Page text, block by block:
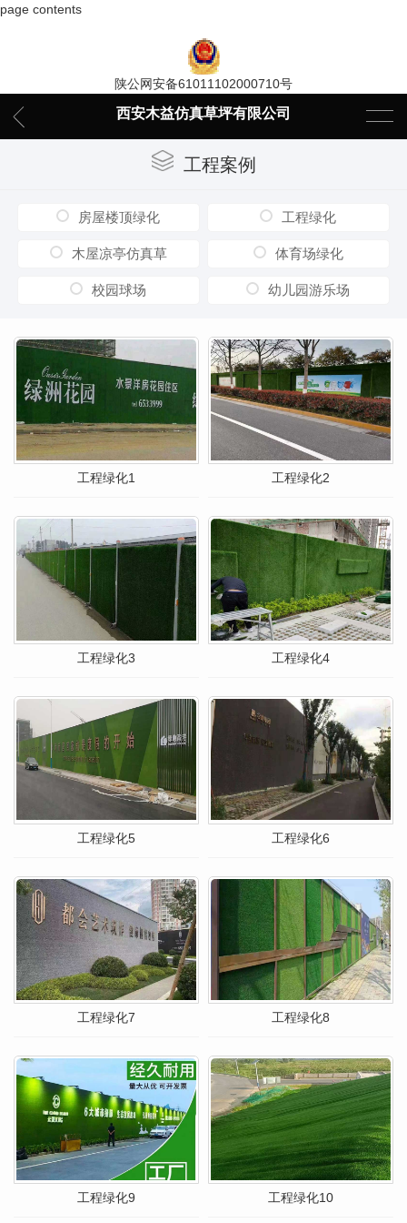
page contents
陕公网安备61011102000710号
西安木益仿真草坪有限公司
工程案例
房屋楼顶绿化 工程绿化
木屋凉亭仿真草 体育场绿化
校园球场 幼儿园游乐场
工程绿化1 工程绿化2
工程绿化3 工程绿化4
工程绿化5 工程绿化6
工程绿化7 工程绿化8
工程绿化9 工程绿化10